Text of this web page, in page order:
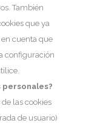
También
que ya
cuenta que
configuración
personales?
las cookies
de usuario)